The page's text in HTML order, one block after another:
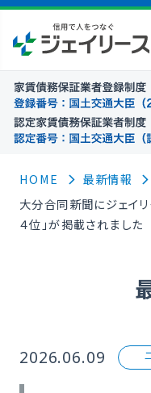
HOME 最新情報
大分合同新聞にジェイリ
４位」が掲載されました
2026.06.09